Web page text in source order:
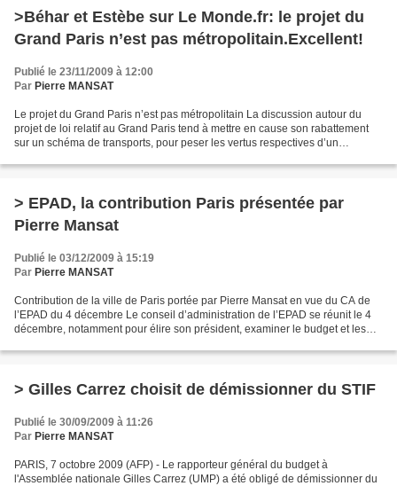
>Béhar et Estèbe sur Le Monde.fr: le projet du
Grand Paris n’est pas métropolitain.Excellent!
Publié le 23/11/2009 à 12:00
Par Pierre MANSAT
Le projet du Grand Paris n’est pas métropolitain La discussion autour du
projet de loi relatif au Grand Paris tend à mettre en cause son rabattement
sur un schéma de transports, pour peser les vertus respectives d’un
> EPAD, la contribution Paris présentée par
Pierre Mansat
Publié le 03/12/2009 à 15:19
Par Pierre MANSAT
Contribution de la ville de Paris portée par Pierre Mansat en vue du CA de
l’EPAD du 4 décembre Le conseil d’administration de l’EPAD se réunit le 4
décembre, notamment pour élire son président, examiner le budget et les
> Gilles Carrez choisit de démissionner du STIF
Publié le 30/09/2009 à 11:26
Par Pierre MANSAT
PARIS, 7 octobre 2009 (AFP) - Le rapporteur général du budget à
l'Assemblée nationale Gilles Carrez (UMP) a été obligé de démissionner du